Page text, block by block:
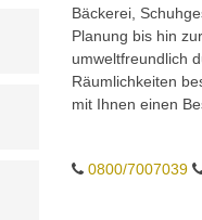
Bäckerei,
Planung bis hin
umweltfreundlich
Räumlichkeiten
mit Ihnen einen
0800/7007039